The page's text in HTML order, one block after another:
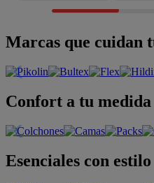
Marcas que cuidan
Confort a tu medida
Esenciales con estilo